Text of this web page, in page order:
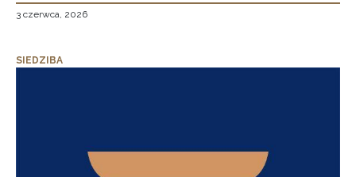
3 czerwca, 2026
SIEDZIBA